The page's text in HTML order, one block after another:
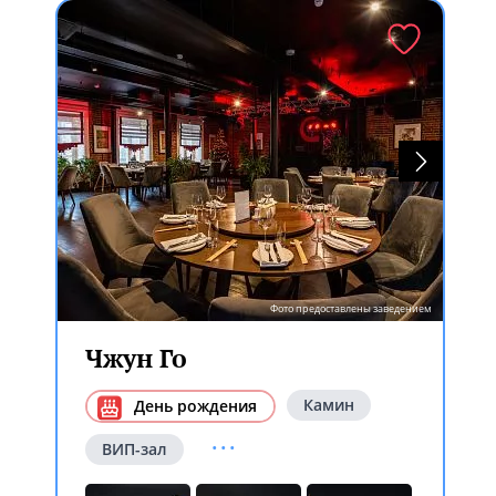
Фото предоставлены заведением
Чжун Го
День рождения Камин
ВИП-зал ...